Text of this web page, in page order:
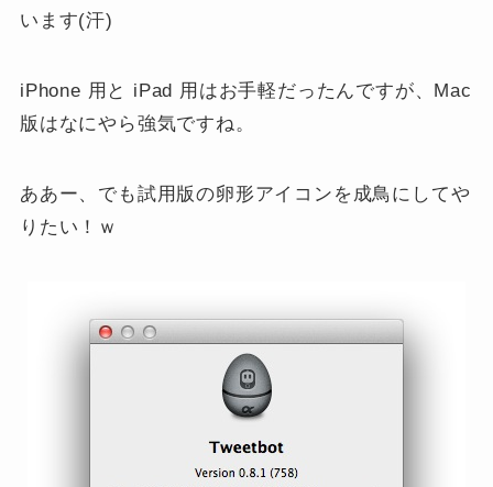
います(汗)
iPhone 用と iPad 用はお手軽だったんですが、Mac
版はなにやら強気ですね。
ああー、でも試用版の卵形アイコンを成鳥にしてや
りたい！ｗ